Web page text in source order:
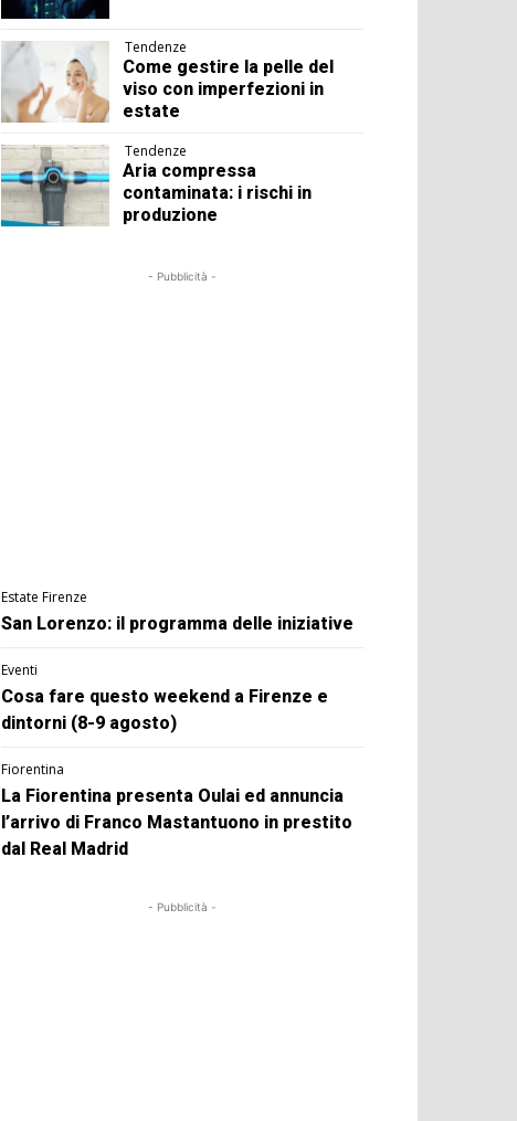
Tendenze
Come gestire la pelle del
viso con imperfezioni in
estate
Tendenze
Aria compressa
contaminata: i rischi in
produzione
- Pubblicità -
Estate Firenze
San Lorenzo: il programma delle iniziative
Eventi
Cosa fare questo weekend a Firenze e
dintorni (8-9 agosto)
Fiorentina
La Fiorentina presenta Oulai ed annuncia
l’arrivo di Franco Mastantuono in prestito
dal Real Madrid
- Pubblicità -